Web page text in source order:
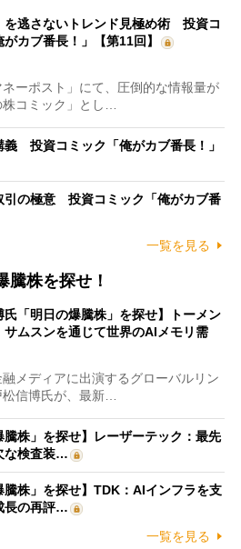
を逃さないトレンド見極め術 投資コ
がカブ番長！」【第11回】
ーポスト」にて、圧倒的な情報量が
コミック」とし…
義 投資コミック「俺がカブ番長！」
引の極意 投資コミック「俺がカブ番
一覧を見る
騰株を探せ！
氏「明日の爆騰株」を探せ】トーメン
サムスンを通じて世界のAIメモリ需
メディアに出演するグローバルリン
信博氏が、最新…
騰株」を探せ】レーザーテック：最先
な検査装…
騰株」を探せ】TDK：AIインフラを支
長の再評…
一覧を見る